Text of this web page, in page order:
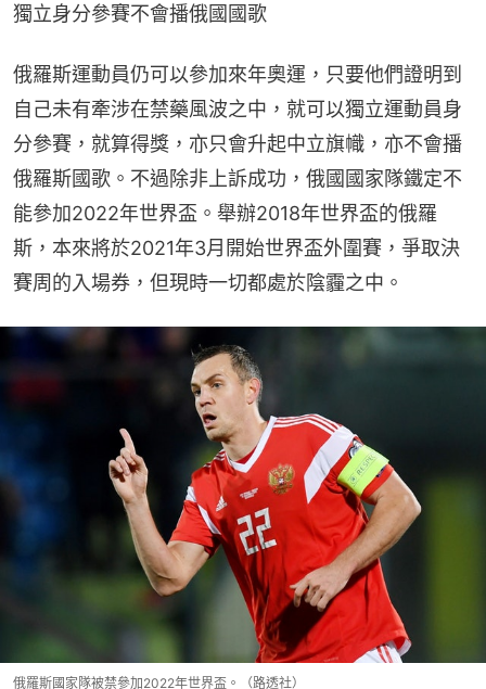
獨立身分參賽不會播俄國國歌
俄羅斯運動員仍可以參加來年奧運，只要他們證明到
自己未有牽涉在禁藥風波之中，就可以獨立運動員身
分參賽，就算得獎，亦只會升起中立旗幟，亦不會播
俄羅斯國歌。不過除非上訴成功，俄國國家隊鐵定不
能參加2022年世界盃。舉辦2018年世界盃的俄羅
斯，本來將於2021年3月開始世界盃外圍賽，爭取決
賽周的入場券，但現時一切都處於陰霾之中。
俄羅斯國家隊被禁參加2022年世界盃。（路透社）